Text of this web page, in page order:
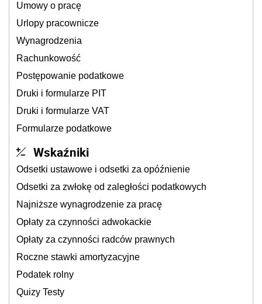
Umowy o pracę
Urlopy pracownicze
Wynagrodzenia
Rachunkowość
Postępowanie podatkowe
Druki i formularze PIT
Druki i formularze VAT
Formularze podatkowe
Wskaźniki
Odsetki ustawowe i odsetki za opóźnienie
Odsetki za zwłokę od zaległości podatkowych
Najniższe wynagrodzenie za pracę
Opłaty za czynności adwokackie
Opłaty za czynności radców prawnych
Roczne stawki amortyzacyjne
Podatek rolny
Quizy Testy